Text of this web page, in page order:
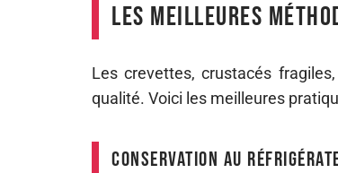
Les meilleures
Les crevettes, crustacés
qualité. Voici les meilleures
Conservation au